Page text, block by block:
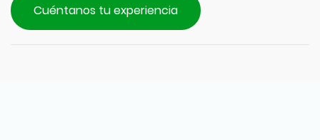
Cuéntanos tu experiencia